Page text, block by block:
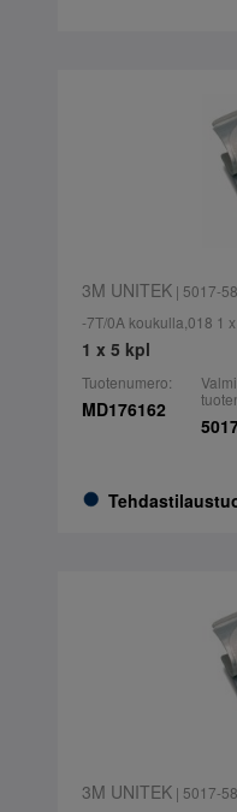
3M UNITEK| 5017-
-7T/0A koukulla,018 1
1 x 5 kpl
Tuotenumero:
MD176162
3M UNITEK| 5017-